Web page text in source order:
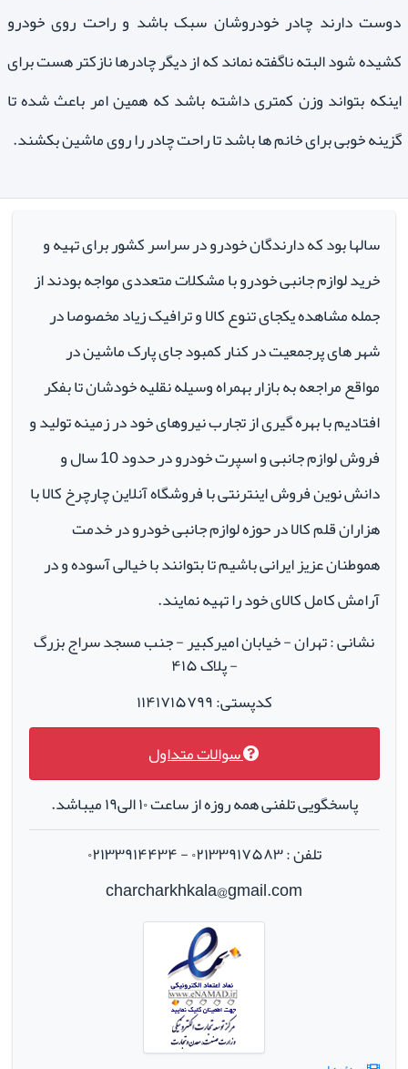
دوست دارند چادر خودروشان سبک باشد و راحت روی خودرو
کشیده شود البته ناگفته نماند که از دیگر چادرها نازکتر هست برای
اینکه بتواند وزن کمتری داشته باشد که همین امر باعث شده تا
گزینه خوبی برای خانم ها باشد تا راحت چادر را روی ماشین بکشند.
سالها بود که دارندگان خودرو در سراسر کشور برای تهیه و
خرید لوازم جانبی خودرو با مشکلات متعددی مواجه بودند از
جمله مشاهده یکجای تنوع کالا و ترافیک زیاد مخصوصا در
شهر های پرجمعیت در کنار کمبود جای پارک ماشین در
مواقع مراجعه به بازار بهمراه وسیله نقلیه خودشان تا بفکر
افتادیم با بهره گیری از تجارب نیروهای خود در زمینه تولید و
فروش لوازم جانبی و اسپرت خودرو در حدود 10 سال و
دانش نوین فروش اینترنتی با فروشگاه آنلاین چارچرخ کالا با
هزاران قلم کالا در حوزه لوازم جانبی خودرو در خدمت
هموطنان عزیز ایرانی باشیم تا بتوانند با خیالی آسوده و در
آرامش کامل کالای خود را تهیه نمایند.
نشانی : تهران - خیابان امیرکبیر - جنب مسجد سراج بزرگ
- پلاک ۴۱۵
کدپستی: ۱۱۴۱۷۱۵۷۹۹
سوالات متداول
پاسخگویی تلفنی همه روزه از ساعت ۱۰ الی۱۹ میباشد.
تلفن : ۰۲۱۳۳۹۱۷۵۸۳ - ۰۲۱۳۳۹۱۴۴۳۴
charcharkhkala@gmail.com